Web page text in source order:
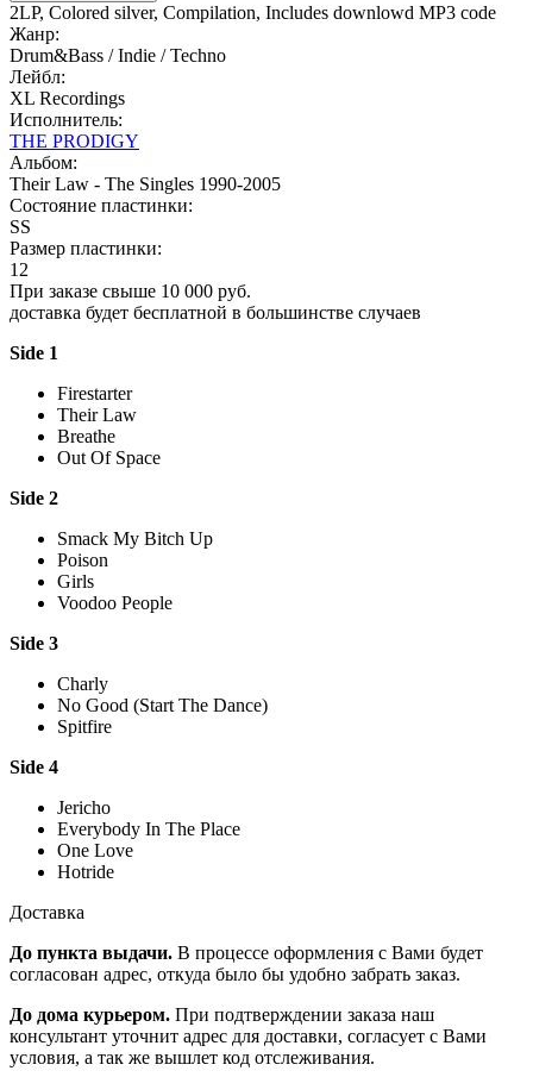
2LP, Colored silver, Compilation, Includes downlowd MP3 code
Жанр:
Drum&Bass / Indie / Techno
Лейбл:
XL Recordings
Исполнитель:
THE PRODIGY
Альбом:
Their Law - The Singles 1990-2005
Состояние пластинки:
SS
Размер пластинки:
12
При заказе свыше 10 000 руб.
доставка будет бесплатной в большинстве случаев
Side 1
Firestarter
Their Law
Breathe
Out Of Space
Side 2
Smack My Bitch Up
Poison
Girls
Voodoo People
Side 3
Charly
No Good (Start The Dance)
Spitfire
Side 4
Jericho
Everybody In The Place
One Love
Hotride
Доставка
До пункта выдачи. В процессе оформления с Вами будет
согласован адрес, откуда было бы удобно забрать заказ.
До дома курьером. При подтверждении заказа наш
консультант уточнит адрес для доставки, согласует с Вами
условия, а так же вышлет код отслеживания.